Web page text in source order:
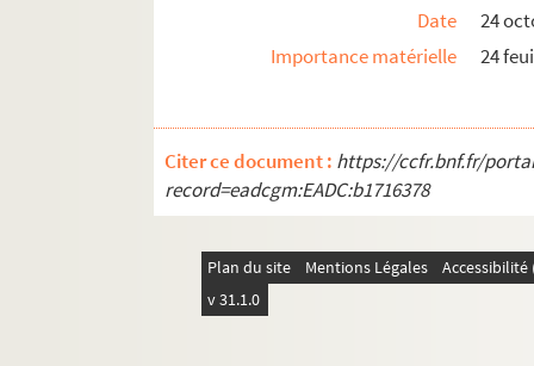
Date
24
Importance matérielle
24
Citer ce document : https://ccfr.bnf.fr/
record=eadcgm:EADC:b1716378
Plan du site Mentions Légales
v 31.1.0